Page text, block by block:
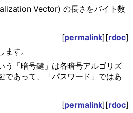
Vector) の長さをバイト数
[permalink][rdoc]
す。
う「暗号鍵」は各暗号アルゴリズ
であって、「パスワード」ではあ
[permalink][rdoc]